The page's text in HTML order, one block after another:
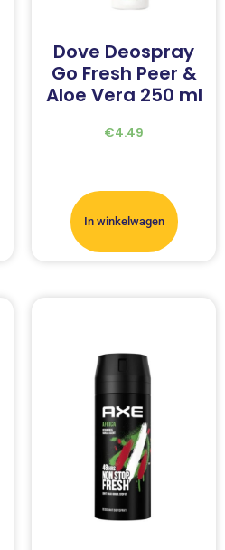
Dove Deospray
Go Fresh Peer &
Aloe Vera 250 ml
€4.49
In winkelwagen